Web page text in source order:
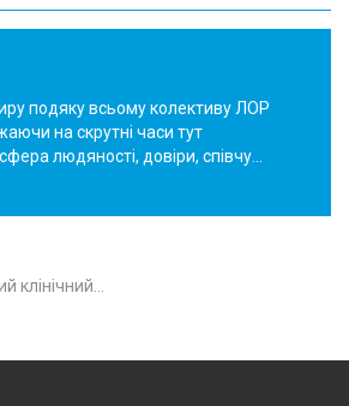
подяку всьому колективу ЛОР
на скрутні часи тут
людяності, довіри, співчу…
клінічний…